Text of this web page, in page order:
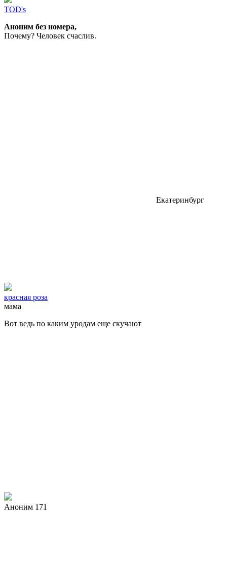
TOD's
Аноним без номера,
Почему? Человек счаслив.
Екатеринбург
красная роза
мама
Вот ведь по каким уродам еще скучают
Аноним 171